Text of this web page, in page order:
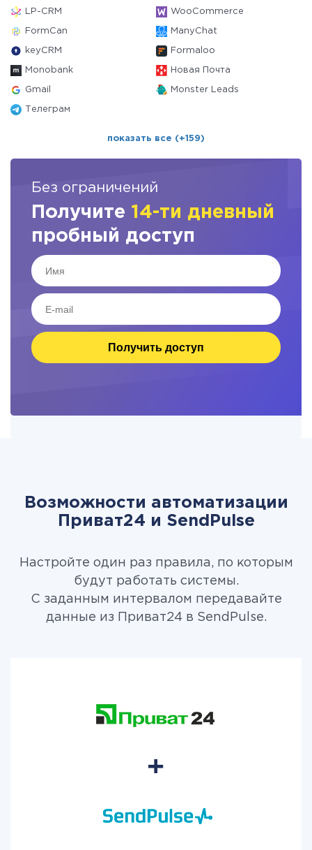
LP-CRM WooCommerce
FormCan ManyChat
keyCRM Formaloo
Monobank Новая Почта
Gmail Monster Leads
Телеграм
показать все (+159)
Без ограничений
Получите 14-ти дневный
пробный доступ
Получить доступ
Возможности автоматизации
Приват24 и SendPulse
Настройте один раз правила, по которым
будут работать системы.
С заданным интервалом передавайте
данные из Приват24 в SendPulse.